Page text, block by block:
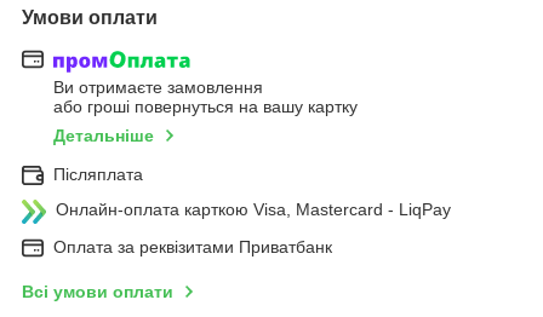
Умови оплати
Ви отримаєте замовлення
або гроші повернуться на вашу картку
Детальніше
Післяплата
Онлайн-оплата карткою Visa, Mastercard - LiqPay
Оплата за реквізитами Приватбанк
Всі умови оплати